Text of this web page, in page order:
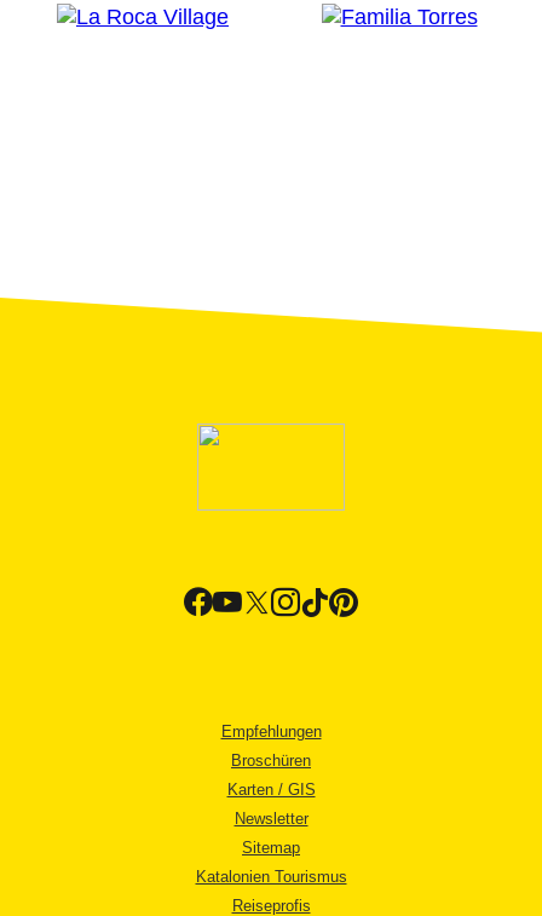
Empfehlungen
Broschüren
Karten / GIS
Newsletter
Sitemap
Katalonien Tourismus
Reiseprofis